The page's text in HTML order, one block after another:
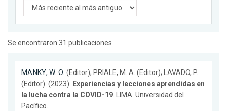
Se encontraron 31 publicaciones
MANKY, W. O. (Editor); PRIALE, M. A. (Editor); LAVADO, P.
(Editor). (2023). Experiencias y lecciones aprendidas en
la lucha contra la COVID-19. LIMA. Universidad del
Pacífico.